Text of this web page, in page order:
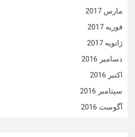
مارس 2017
فوریه 2017
ژانویه 2017
دسامبر 2016
اکتبر 2016
سپتامبر 2016
آگوست 2016